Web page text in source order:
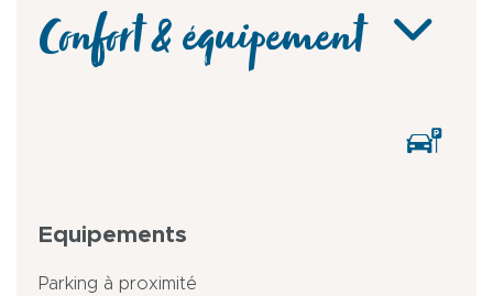
Confort & équipement
Equipements
Parking à proximité